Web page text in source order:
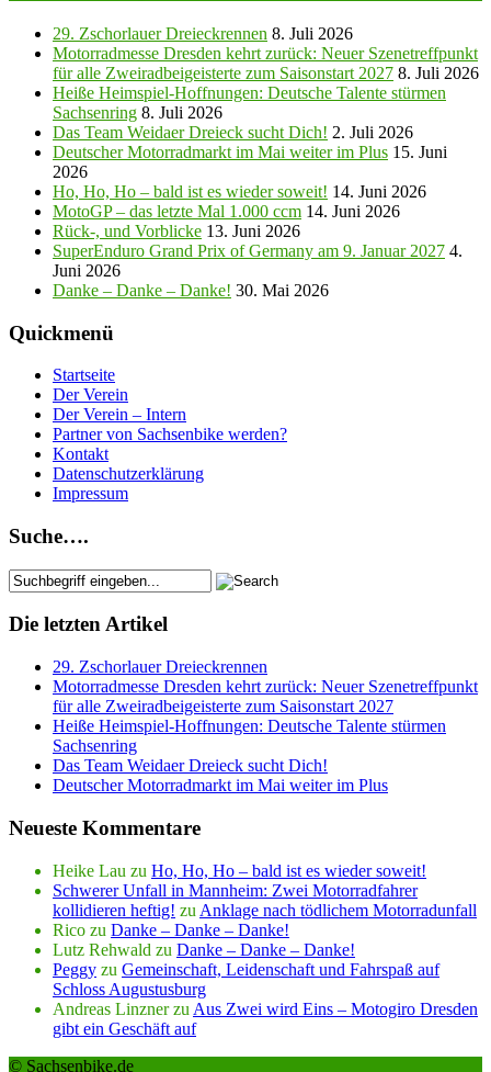
29. Zschorlauer Dreieckrennen 8. Juli 2026
Motorradmesse Dresden kehrt zurück: Neuer Szenetreffpunkt
für alle Zweiradbeigeisterte zum Saisonstart 2027 8. Juli 2026
Heiße Heimspiel-Hoffnungen: Deutsche Talente stürmen
Sachsenring 8. Juli 2026
Das Team Weidaer Dreieck sucht Dich! 2. Juli 2026
Deutscher Motorradmarkt im Mai weiter im Plus 15. Juni
2026
Ho, Ho, Ho – bald ist es wieder soweit! 14. Juni 2026
MotoGP – das letzte Mal 1.000 ccm 14. Juni 2026
Rück-, und Vorblicke 13. Juni 2026
SuperEnduro Grand Prix of Germany am 9. Januar 2027 4.
Juni 2026
Danke – Danke – Danke! 30. Mai 2026
Quickmenü
Startseite
Der Verein
Der Verein – Intern
Partner von Sachsenbike werden?
Kontakt
Datenschutzerklärung
Impressum
Suche….
Die letzten Artikel
29. Zschorlauer Dreieckrennen
Motorradmesse Dresden kehrt zurück: Neuer Szenetreffpunkt
für alle Zweiradbeigeisterte zum Saisonstart 2027
Heiße Heimspiel-Hoffnungen: Deutsche Talente stürmen
Sachsenring
Das Team Weidaer Dreieck sucht Dich!
Deutscher Motorradmarkt im Mai weiter im Plus
Neueste Kommentare
Heike Lau zu Ho, Ho, Ho – bald ist es wieder soweit!
Schwerer Unfall in Mannheim: Zwei Motorradfahrer
kollidieren heftig! zu Anklage nach tödlichem Motorradunfall
Rico zu Danke – Danke – Danke!
Lutz Rehwald zu Danke – Danke – Danke!
Peggy zu Gemeinschaft, Leidenschaft und Fahrspaß auf
Schloss Augustusburg
Andreas Linznerzu Aus Zwei wird Eins – Motogiro Dresden
gibt ein Geschäft auf
© Sachsenbike.de